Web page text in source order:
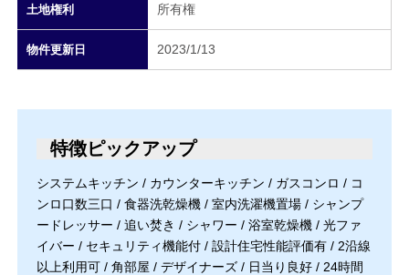
土地権利 所有権
物件更新日 2023/1/13
特徴ピックアップ
システムキッチン / カウンターキッチン / ガスコンロ / コ
ンロ口数三口 / 食器洗乾燥機 / 室内洗濯機置場 / シャンプ
ードレッサー / 追い焚き / シャワー / 浴室乾燥機 / 光ファ
イバー / セキュリティ機能付 / 設計住宅性能評価有 / 2沿線
以上利用可 / 角部屋 / デザイナーズ / 日当り良好 / 24時間